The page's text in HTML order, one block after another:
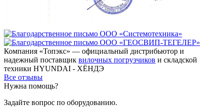
Компания «Топэкс» — официальный дистрибьютор и
надежный поставщик вилочных погрузчиков и складской
техники HYUNDAI - ХЁНДЭ
Все отзывы
Нужна помощь?
Задайте вопрос по оборудованию.